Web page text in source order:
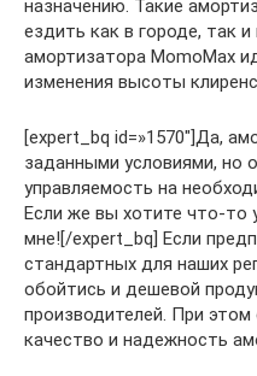
назначению. Такие
ездить как в городе, так
амортизатора MomoMax
изменения высоты
[expert_bq id=»1570″]Да,
заданными условиями, но
управляемость на
Если же вы хотите что-то
мне![/expert_bq] Если
стандартных для наших
обойтись и дешевой
производителей. При
качество и надежность